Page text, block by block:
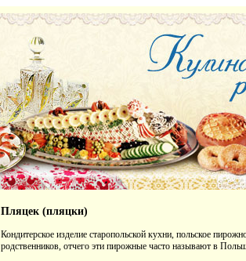
Пляцек (пляцки)
Кондитерское изделие старопольской кухни, польское
родственников, отчего эти пирожные часто называют в